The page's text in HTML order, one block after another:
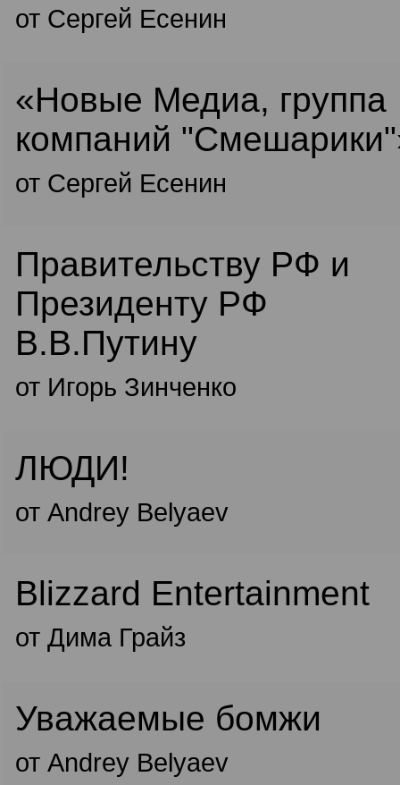
от Сергей Есенин
«Новые Медиа, группа
компаний
от Сергей Есенин
Правительству РФ и
Президенту РФ
В.В.Путину
от Игорь Зинченко
ЛЮДИ!
от Andrey Belyaev
Blizzard Entertainment
от Дима Грайз
Уважаемые бомжи
от Andrey Belyaev